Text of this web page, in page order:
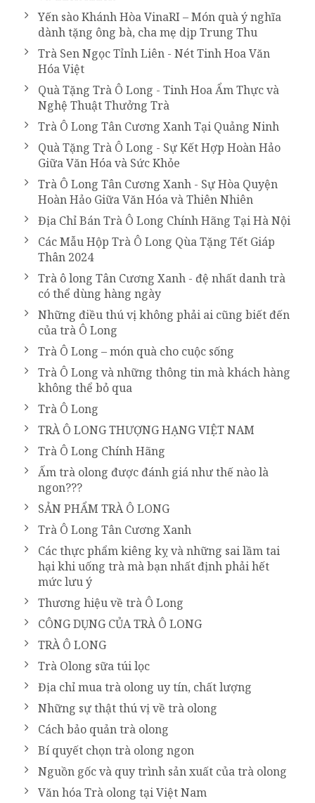
Yến sào Khánh Hòa VinaRI – Món quà ý nghĩa
dành tặng ông bà, cha mẹ dịp Trung Thu
Trà Sen Ngọc Tỉnh Liên - Nét Tinh Hoa Văn
Hóa Việt
Quà Tặng Trà Ô Long - Tinh Hoa Ẩm Thực và
Nghệ Thuật Thưởng Trà
Trà Ô Long Tân Cương Xanh Tại Quảng Ninh
Quà Tặng Trà Ô Long - Sự Kết Hợp Hoàn Hảo
Giữa Văn Hóa và Sức Khỏe
Trà Ô Long Tân Cương Xanh - Sự Hòa Quyện
Hoàn Hảo Giữa Văn Hóa và Thiên Nhiên
Địa Chỉ Bán Trà Ô Long Chính Hãng Tại Hà Nội
Các Mẫu Hộp Trà Ô Long Qùa Tặng Tết Giáp
Thân 2024
Trà ô long Tân Cương Xanh - đệ nhất danh trà
có thể dùng hàng ngày
Những điều thú vị không phải ai cũng biết đến
của trà Ô Long
Trà Ô Long – món quà cho cuộc sống
Trà Ô Long và những thông tin mà khách hàng
không thể bỏ qua
Trà Ô Long
TRÀ Ô LONG THƯỢNG HẠNG VIỆT NAM
Trà Ô Long Chính Hãng
Ấm trà olong được đánh giá như thế nào là
ngon???
SẢN PHẨM TRÀ Ô LONG
Trà Ô Long Tân Cương Xanh
Các thực phẩm kiêng kỵ và những sai lầm tai
hại khi uống trà mà bạn nhất định phải hết
mức lưu ý
Thương hiệu về trà Ô Long
CÔNG DỤNG CỦA TRÀ Ô LONG
TRÀ Ô LONG
Trà Olong sữa túi lọc
Địa chỉ mua trà olong uy tín, chất lượng
Những sự thật thú vị về trà olong
Cách bảo quản trà olong
Bí quyết chọn trà olong ngon
Nguồn gốc và quy trình sản xuất của trà olong
Văn hóa Trà olong tại Việt Nam